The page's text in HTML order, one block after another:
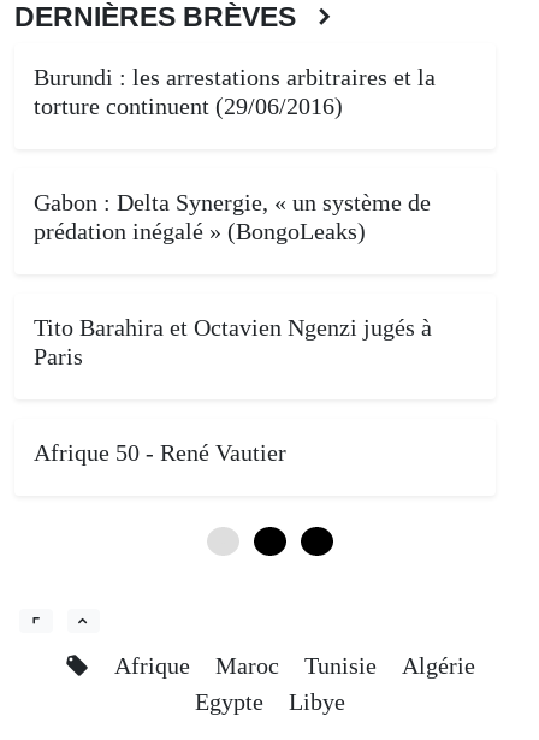
DERNIÈRES BRÈVES
Burundi : les arrestations arbitraires et la
torture continuent (29/06/2016)
Gabon : Delta Synergie, « un système de
prédation inégalé » (BongoLeaks)
Tito Barahira et Octavien Ngenzi jugés à
Paris
Afrique 50 - René Vautier
Afrique Maroc Tunisie
Algérie
Egypte
Libye